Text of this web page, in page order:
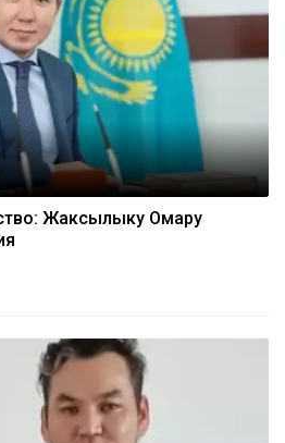
Жаксылыку Омару